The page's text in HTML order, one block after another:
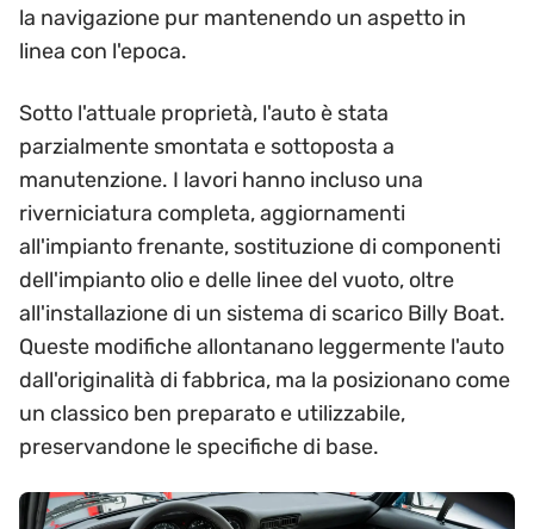
la navigazione pur mantenendo un aspetto in
linea con l'epoca.
Sotto l'attuale proprietà, l'auto è stata
parzialmente smontata e sottoposta a
manutenzione. I lavori hanno incluso una
riverniciatura completa, aggiornamenti
all'impianto frenante, sostituzione di componenti
dell'impianto olio e delle linee del vuoto, oltre
all'installazione di un sistema di scarico Billy Boat.
Queste modifiche allontanano leggermente l'auto
dall'originalità di fabbrica, ma la posizionano come
un classico ben preparato e utilizzabile,
preservandone le specifiche di base.